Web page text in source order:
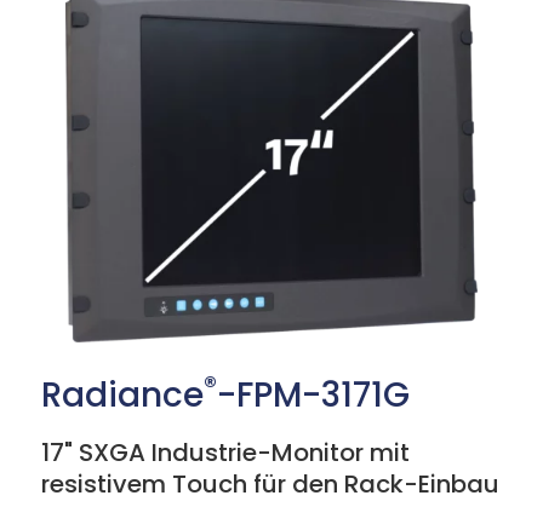
Radiance®-FPM-3171G
17" SXGA Industrie-Monitor mit
resistivem Touch für den Rack-Einbau